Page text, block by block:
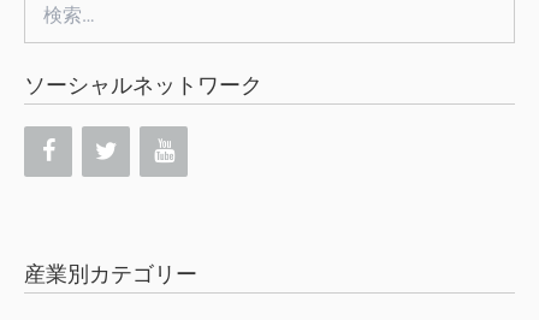
ソーシャルネットワーク
産業別カテゴリー